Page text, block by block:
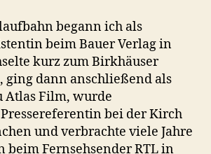
begann ich als
beim Bauer Verlag in
kurz zum Birkhäuser
ging dann anschließend als
Atlas Film, wurde
bei der Kirch
und verbrachte viele Jahre
beim Fernsehsender RTL in